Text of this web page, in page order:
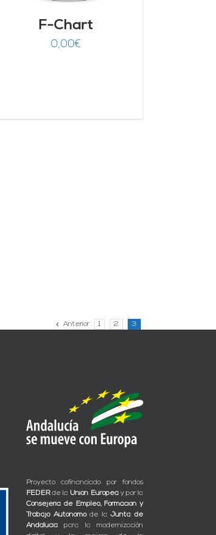
F-Chart
0,00€
Anterior 1 2 3
Proyecto cofinanciado por fondos
FEDERde la Unión Europeay por la
Consejería de Empleo, Formación y
Trabajo Autónomode laJunta de
Andalucía para la modernización